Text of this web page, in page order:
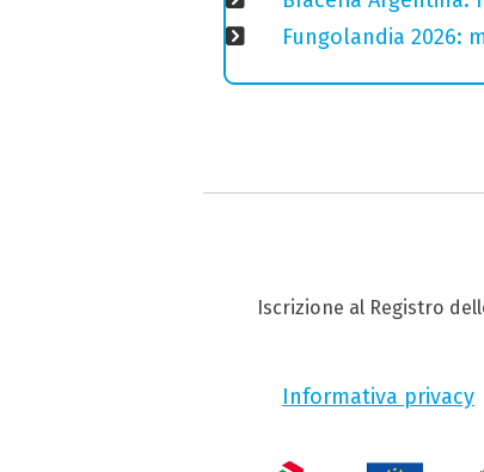
Fungolandia 2026:
Iscrizione al Registro
Informativa privacy